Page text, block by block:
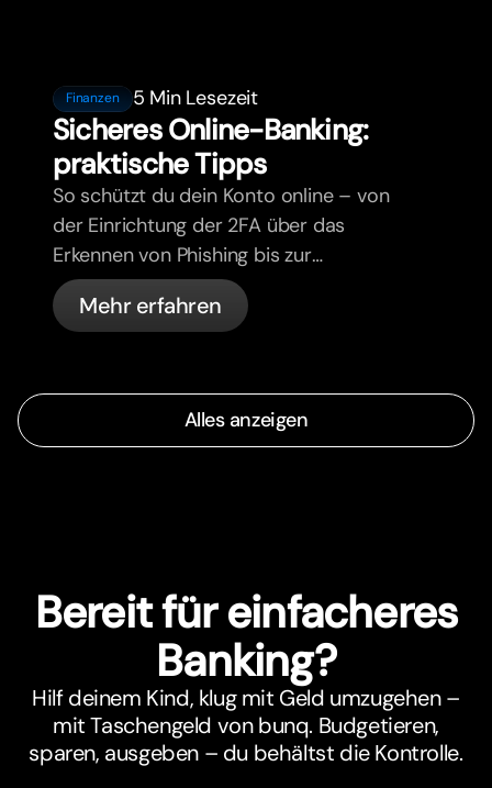
Finanzen 5 Min Lesezeit
Sicheres Online-Banking:
praktische Tipps
So schützt du dein Konto online – von
der Einrichtung der 2FA über das
Erkennen von Phishing bis zur
Kartenverwaltung und den
automatischen Sicherheitsfunktionen
Mehr erfahren
Alles anzeigen
Bereit für einfacheres
Banking?
Hilf deinem Kind, klug mit Geld umzugehen –
mit Taschengeld von bunq. Budgetieren,
sparen, ausgeben – du behältst die Kontrolle.